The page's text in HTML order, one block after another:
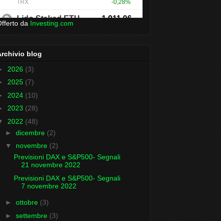
da Investing.com
blog
2026 (3)
2025 (7)
2024 (10)
2023 (28)
2022 (48)
► dicembre (2)
▼ novembre (2)
Previsioni DAX e S&P500- Segnali
21 novembre 2022
Previsioni DAX e S&P500- Segnali
7 novembre 2022
► ottobre (3)
► settembre (3)